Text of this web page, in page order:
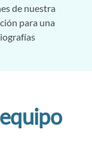
de nuestra
para una